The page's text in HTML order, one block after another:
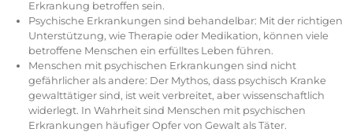
Erkrankung betroffen sein.
Psychische Erkrankungen sind behandelbar: Mit der richtigen
Unterstützung, wie Therapie oder Medikation, können viele
betroffene Menschen ein erfülltes Leben führen.
Menschen mit psychischen Erkrankungen sind nicht
gefährlicher als andere: Der Mythos, dass psychisch Kranke
gewalttätiger sind, ist weit verbreitet, aber wissenschaftlich
widerlegt. In Wahrheit sind Menschen mit psychischen
Erkrankungen häufiger Opfer von Gewalt als Täter.